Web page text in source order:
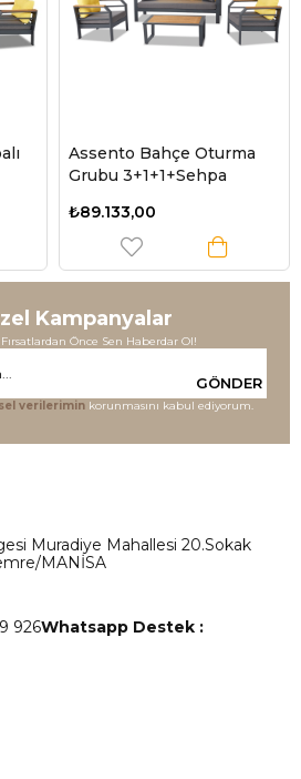
Assento Bahçe Oturma
Grubu 3+1+1+Sehpa
₺89.133,00
Kampanyalar
Önce Sen Haberdar Ol!
GÖNDER
verilerimin korunmasını kabul ediyorum.
Muradiye Mahallesi 20.Sokak
MANİSA
926Whatsapp Destek :